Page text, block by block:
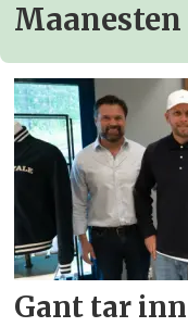
Maanesten
Gant tar